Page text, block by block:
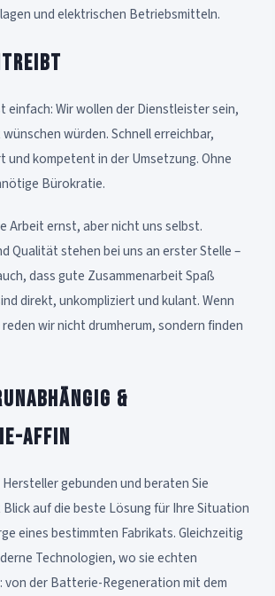
und elektrischen Betriebsmitteln.
einfach: Wir wollen der Dienstleister sein,
würden. Schnell erreichbar,
und kompetent in der Umsetzung. Ohne
Bürokratie.
Arbeit ernst, aber nicht uns selbst.
Qualität stehen bei uns an erster Stelle –
dass gute Zusammenarbeit Spaß
direkt, unkompliziert und kulant. Wenn
wir nicht drumherum, sondern finden
&
affin
gebunden und beraten Sie
Blick auf die beste Lösung für Ihre Situation
eines bestimmten Fabrikats. Gleichzeitig
Technologien, wo sie echten
von der Batterie-Regeneration mit dem